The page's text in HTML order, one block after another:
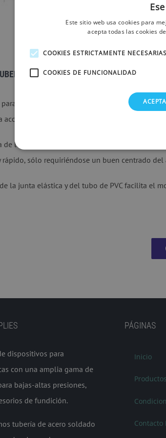
DE PVC
para tubería de PVC están fabricados en
de la presión del agua, se comprime
de la Junta Mecánica, no requiere de otros
sólo requiriéndose un buen centrado
la junta elástica y del tubo de PVC facilita el
dispositivos para
con una amplia gama de
bajas-altas presiones,
de fundición.
tubería de acero soldado
PÁGINAS
Inicio
Productos
Contacto
Este sitio web usa cookies para
acepta todas las cookies
COOKIES ESTRICTAMENTE NECESARIAS
COOKIES DE FUNCIONALIDAD